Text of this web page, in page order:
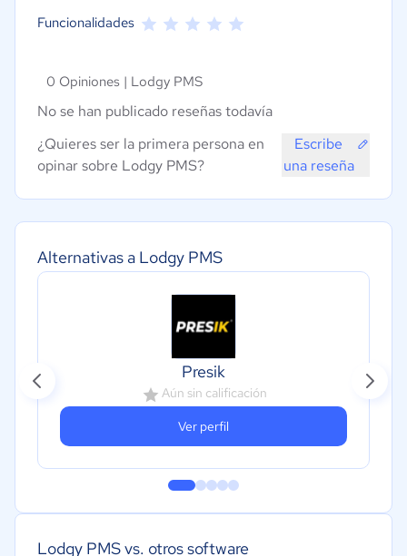
Alternativas a Lodgy PMS
Presik
Aún sin calificación
Ver perfil
Lodgy PMS vs. otros software
Funcionalidades
0 Opiniones | Lodgy PMS
No se han publicado reseñas todavía
¿Quieres ser la primera persona en
opinar sobre Lodgy PMS?
Escribe
una reseña